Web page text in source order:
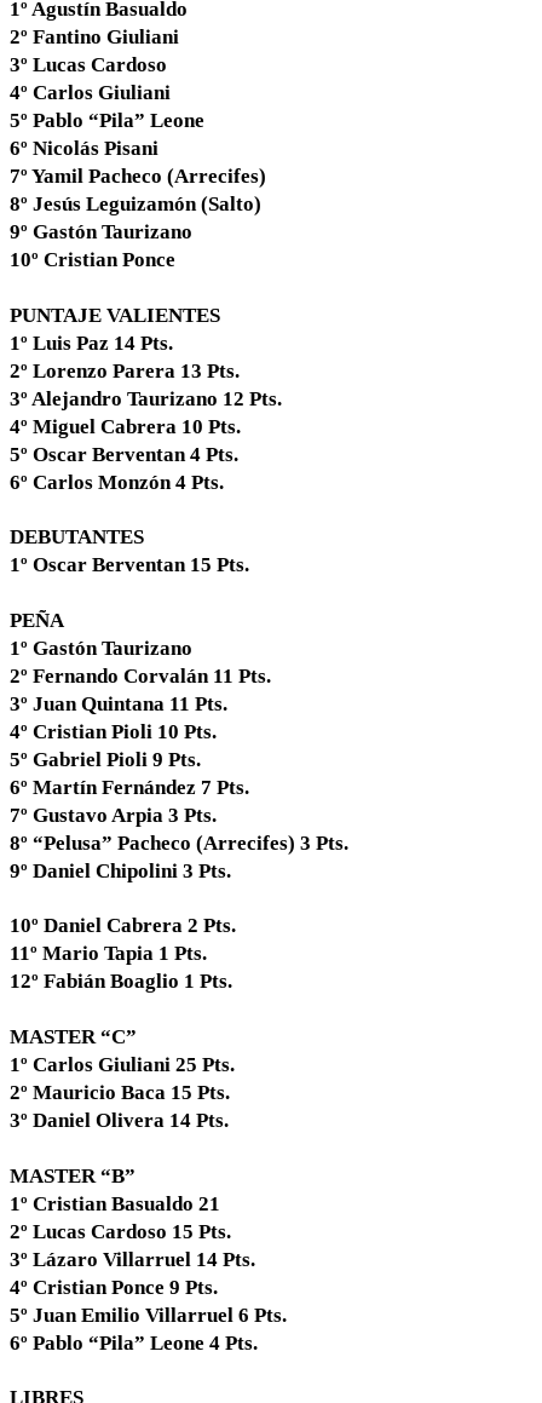
1º Agustín Basualdo
2º Fantino Giuliani
3º Lucas Cardoso
4º Carlos Giuliani
5º Pablo “Pila” Leone
6º Nicolás Pisani
7º Yamil Pacheco (Arrecifes)
8º Jesús Leguizamón (Salto)
9º Gastón Taurizano
10º Cristian Ponce
PUNTAJE VALIENTES
1º Luis Paz 14 Pts.
2º Lorenzo Parera 13 Pts.
3º Alejandro Taurizano 12 Pts.
4º Miguel Cabrera 10 Pts.
5º Oscar Berventan 4 Pts.
6º Carlos Monzón 4 Pts.
DEBUTANTES
1º Oscar Berventan 15 Pts.
PEÑA
1º Gastón Taurizano
2º Fernando Corvalán 11 Pts.
3º Juan Quintana 11 Pts.
4º Cristian Pioli 10 Pts.
5º Gabriel Pioli 9 Pts.
6º Martín Fernández 7 Pts.
7º Gustavo Arpia 3 Pts.
8º “Pelusa” Pacheco (Arrecifes) 3 Pts.
9º Daniel Chipolini 3 Pts.
10º Daniel Cabrera 2 Pts.
11º Mario Tapia 1 Pts.
12º Fabián Boaglio 1 Pts.
MASTER “C”
1º Carlos Giuliani 25 Pts.
2º Mauricio Baca 15 Pts.
3º Daniel Olivera 14 Pts.
MASTER “B”
1º Cristian Basualdo 21
2º Lucas Cardoso 15 Pts.
3º Lázaro Villarruel 14 Pts.
4º Cristian Ponce 9 Pts.
5º Juan Emilio Villarruel 6 Pts.
6º Pablo “Pila” Leone 4 Pts.
LIBRES